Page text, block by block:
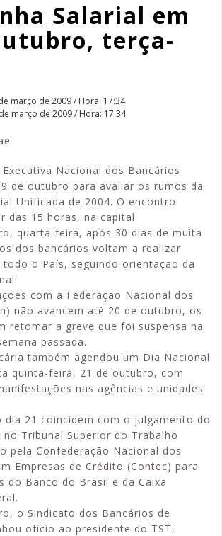
Salarial em
terça-
março de 2009 / Hora: 17:34
março de 2009 / Hora: 17:34
Nacional dos Bancários
de outubro para avaliar os rumos da
Unificada de 2004. O encontro
das 15 horas, na capital.
quarta-feira, após 30 dias de muita
dos bancários voltam a realizar
todo o País, seguindo orientação da
com a Federação Nacional dos
não avancem até 20 de outubro, os
retomar a greve que foi suspensa na
passada.
também agendou um Dia Nacional
quinta-feira, 21 de outubro, com
nas agências e unidades
dia 21 coincidem com o julgamento do
Tribunal Superior do Trabalho
pela Confederação Nacional dos
Empresas de Crédito (Contec) para
do Banco do Brasil e da Caixa
o Sindicato dos Bancários de
ofício ao presidente do TST,